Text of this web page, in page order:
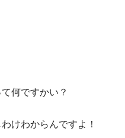
て何ですかい？
けわからんですよ！